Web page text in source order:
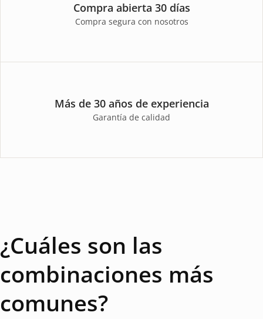
Compra abierta 30 días
Compra segura con nosotros
Más de 30 años de experiencia
Garantía de calidad
¿Cuáles son las
combinaciones más
comunes?